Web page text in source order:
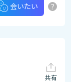
会いたい ?
共有